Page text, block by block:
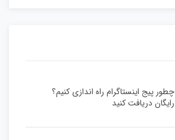
چطور پیج اینستاگرام راه اندازی کنیم؟
رایگان دریافت کنید